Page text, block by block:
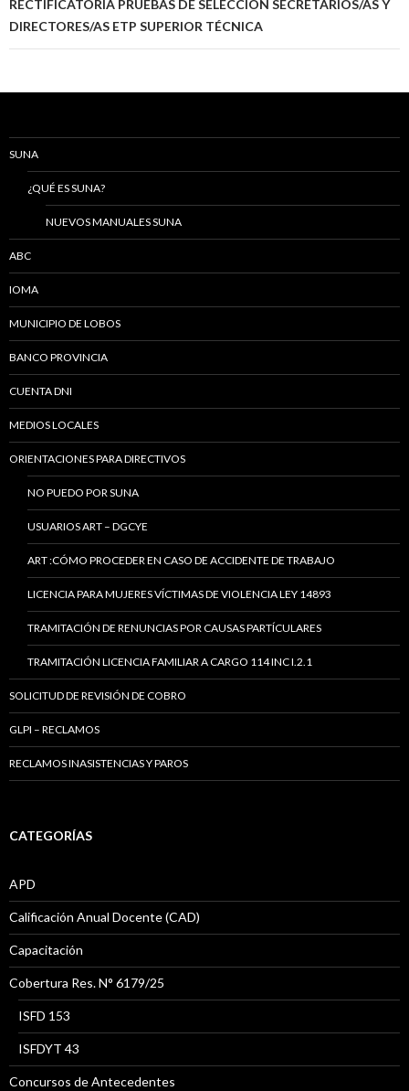
RECTIFICATORIA PRUEBAS DE SELECCIÓN SECRETARIOS/AS Y
DIRECTORES/AS ETP SUPERIOR TÉCNICA
SUNA
¿QUÉ ES SUNA?
NUEVOS MANUALES SUNA
ABC
IOMA
MUNICIPIO DE LOBOS
BANCO PROVINCIA
CUENTA DNI
MEDIOS LOCALES
ORIENTACIONES PARA DIRECTIVOS
NO PUEDO POR SUNA
USUARIOS ART – DGCYE
ART :CÓMO PROCEDER EN CASO DE ACCIDENTE DE TRABAJO
LICENCIA PARA MUJERES VÍCTIMAS DE VIOLENCIA LEY 14893
TRAMITACIÓN DE RENUNCIAS POR CAUSAS PARTÍCULARES
TRAMITACIÓN LICENCIA FAMILIAR A CARGO 114 INC I.2.1
SOLICITUD DE REVISIÓN DE COBRO
GLPI – RECLAMOS
RECLAMOS INASISTENCIAS Y PAROS
CATEGORÍAS
APD
Calificación Anual Docente (CAD)
Capacitación
Cobertura Res. N° 6179/25
ISFD 153
ISFDYT 43
Concursos de Antecedentes